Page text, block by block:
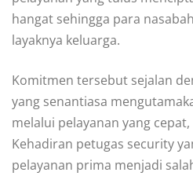
hangat sehingga para
layaknya keluarga.
Komitmen tersebut sejalan
yang senantiasa
melalui pelayanan yang
Kehadiran petugas security
pelayanan prima menjadi